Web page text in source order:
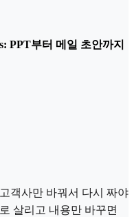
PPT부터 메일 초안까지
객사만 바꿔서 다시 짜야
살리고 내용만 바꾸면